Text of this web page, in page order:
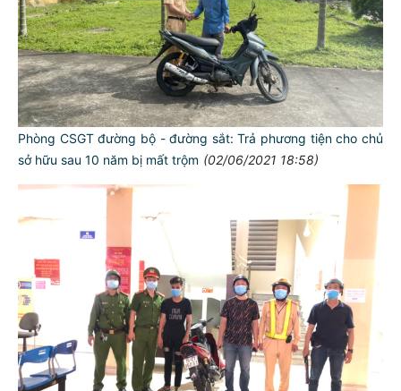
Phòng CSGT đường bộ - đường sắt: Trả phương tiện cho chủ
sở hữu sau 10 năm bị mất trộm (02/06/2021 18:58)